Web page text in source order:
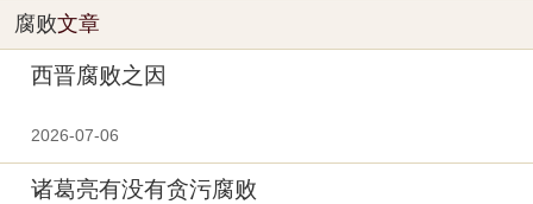
腐败文章
西晋腐败之因
2026-07-06
诸葛亮有没有贪污腐败